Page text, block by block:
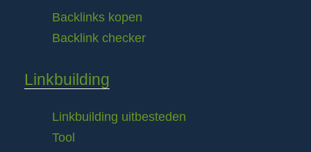
Backlinks kopen
Backlink checker
Linkbuilding
Linkbuilding uitbesteden
Tool